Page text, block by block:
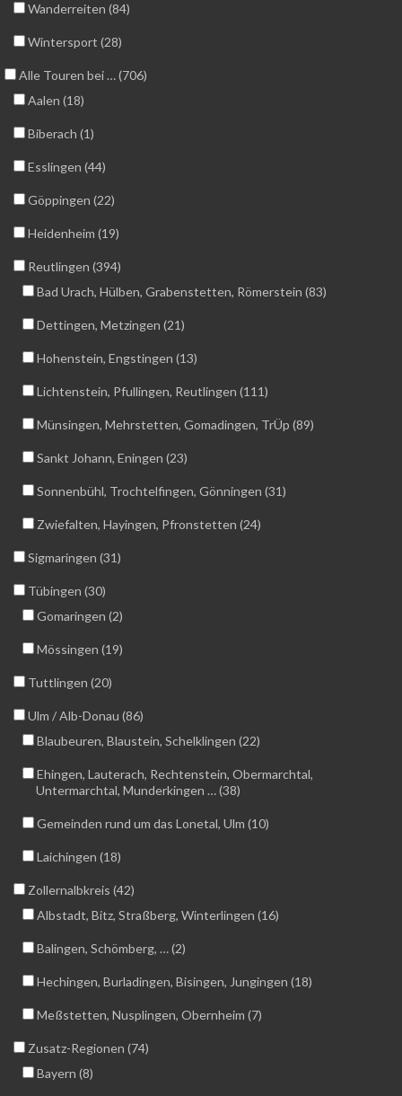
Wanderreiten (84)
Wintersport (28)
Alle Touren bei … (706)
Aalen (18)
Biberach (1)
Esslingen (44)
Göppingen (22)
Heidenheim (19)
Reutlingen (394)
Bad Urach, Hülben, Grabenstetten, Römerstein (83)
Dettingen, Metzingen (21)
Hohenstein, Engstingen (13)
Lichtenstein, Pfullingen, Reutlingen (111)
Münsingen, Mehrstetten, Gomadingen, TrÜp (89)
Sankt Johann, Eningen (23)
Sonnenbühl, Trochtelfingen, Gönningen (31)
Zwiefalten, Hayingen, Pfronstetten (24)
Sigmaringen (31)
Tübingen (30)
Gomaringen (2)
Mössingen (19)
Tuttlingen (20)
Ulm / Alb-Donau (86)
Blaubeuren, Blaustein, Schelklingen (22)
Ehingen, Lauterach, Rechtenstein, Obermarchtal,
Untermarchtal, Munderkingen … (38)
Gemeinden rund um das Lonetal, Ulm (10)
Laichingen (18)
Zollernalbkreis (42)
Albstadt, Bitz, Straßberg, Winterlingen (16)
Balingen, Schömberg, … (2)
Hechingen, Burladingen, Bisingen, Jungingen (18)
Meßstetten, Nusplingen, Obernheim (7)
Zusatz-Regionen (74)
Bayern (8)